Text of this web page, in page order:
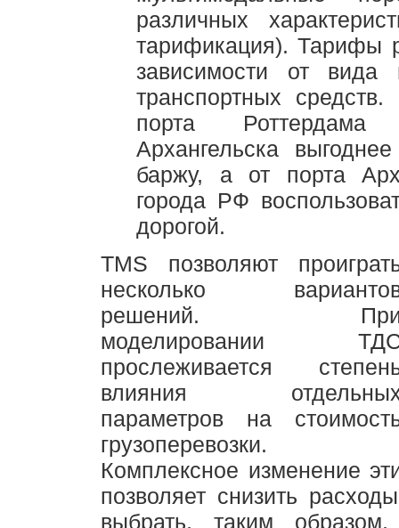
различных
тарификация). Тарифы
зависимости от вида
транспортных
порта
Архангельска
баржу, а от порта
города РФ
дорогой.
TMS позволяют
несколько
решений.
моделировании
прослеживается
влияния
параметров на
грузоперевозки.
Комплексное изменение
позволяет снизить
выбрать, таким образом,